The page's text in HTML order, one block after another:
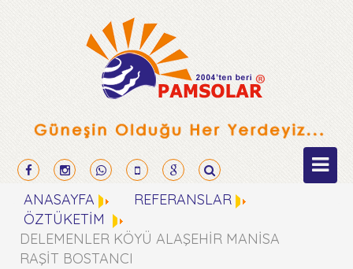
ANASAYFA
REFERANSLAR
ÖZTÜKETİM
DELEMENLER KÖYÜ ALAŞEHİR MANİSA
RAŞİT BOSTANCI